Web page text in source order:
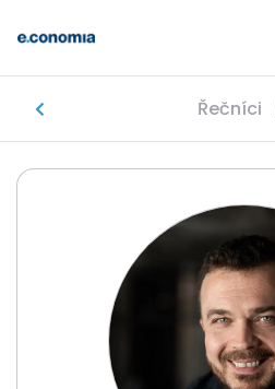
Řečníci